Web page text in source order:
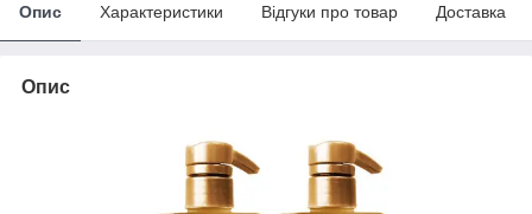
Опис Характеристики Відгуки про товар Доставка
Опис